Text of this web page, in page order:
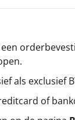
als exclusief
of